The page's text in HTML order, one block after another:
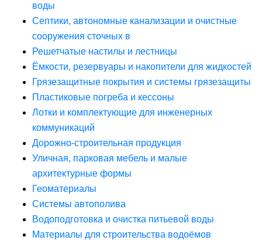
воды
Септики, автономные канализации и очистные
сооружения сточных в
Решетчатые настилы и лестницы
Ёмкости, резервуары и накопители для жидкостей
Грязезащитные покрытия и системы грязезащиты
Пластиковые погреба и кессоны
Лотки и комплектующие для инженерных
коммуникаций
Дорожно-строительная продукция
Уличная, парковая мебель и малые
архитектурные формы
Геоматериалы
Системы автополива
Водоподготовка и очистка питьевой воды
Материалы для строительства водоёмов